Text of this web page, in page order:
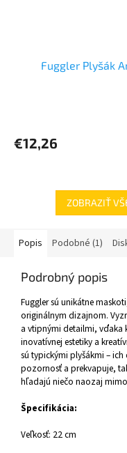
Fuggler Plyšák
€12,26
ZOBRAZIŤ
Popis Podobné (1)
Podrobný popis
Fuggler sú unikátne
originálnym dizajnom.
a vtipnými detailmi, vďaka
inovatívnej estetiky a
sú typickými plyšákmi –
pozornosť a prekvapuje,
hľadajú niečo naozaj
Špecifikácia:
Veľkosť: 22 cm